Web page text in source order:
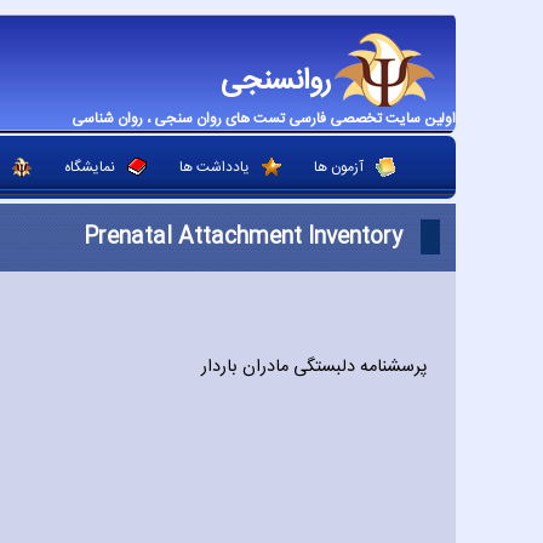
روانسنجی
اولین سایت تخصصی فارسی تست های روان سنجی ، روان شناسی
آزمون ها یادداشت ها نمایشگاه
Prenatal Attachment Inventory
پرسشنامه دلبستگی مادران باردار